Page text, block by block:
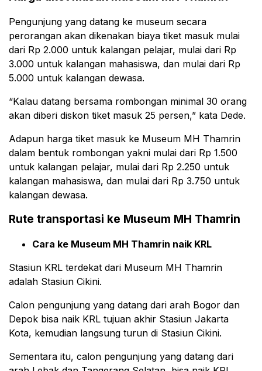
Pengunjung yang datang ke museum secara
perorangan akan dikenakan biaya tiket masuk mulai
dari Rp 2.000 untuk kalangan pelajar, mulai dari Rp
3.000 untuk kalangan mahasiswa, dan mulai dari Rp
5.000 untuk kalangan dewasa.
“Kalau datang bersama rombongan minimal 30 orang
akan diberi diskon tiket masuk 25 persen,” kata Dede.
Adapun harga tiket masuk ke Museum MH Thamrin
dalam bentuk rombongan yakni mulai dari Rp 1.500
untuk kalangan pelajar, mulai dari Rp 2.250 untuk
kalangan mahasiswa, dan mulai dari Rp 3.750 untuk
kalangan dewasa.
Rute transportasi ke Museum MH Thamrin
Cara ke Museum MH Thamrin naik KRL
Stasiun KRL terdekat dari Museum MH Thamrin
adalah Stasiun Cikini.
Calon pengunjung yang datang dari arah Bogor dan
Depok bisa naik KRL tujuan akhir Stasiun Jakarta
Kota, kemudian langsung turun di Stasiun Cikini.
Sementara itu, calon pengunjung yang datang dari